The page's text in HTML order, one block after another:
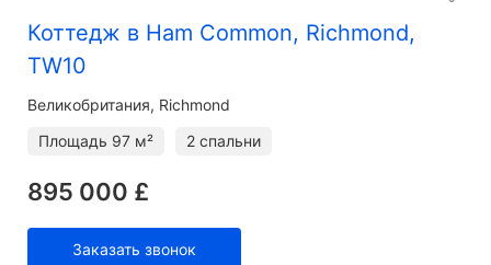
Коттедж в Ham Common, Richmond,
TW10
Великобритания, Richmond
Площадь 97 м² 2 спальни
895 000 £
Заказать звонок